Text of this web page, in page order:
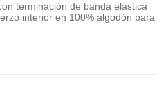
terminación de banda elástica
interior en 100% algodón para